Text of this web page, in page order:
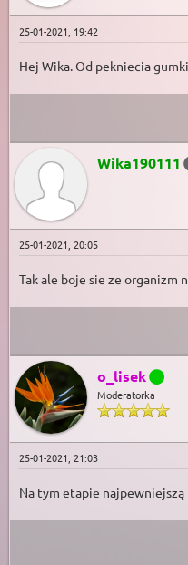
25-01-2021, 19:42
Hej Wika. Od pekniecia
Wika190111
25-01-2021, 20:05
Tak ale boje sie ze organizm
o_lisek
Moderatorka
25-01-2021, 21:03
Na tym etapie